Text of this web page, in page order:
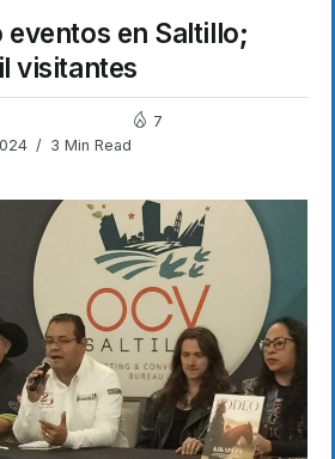
en Saltillo;
visitantes
3 Min Read
7